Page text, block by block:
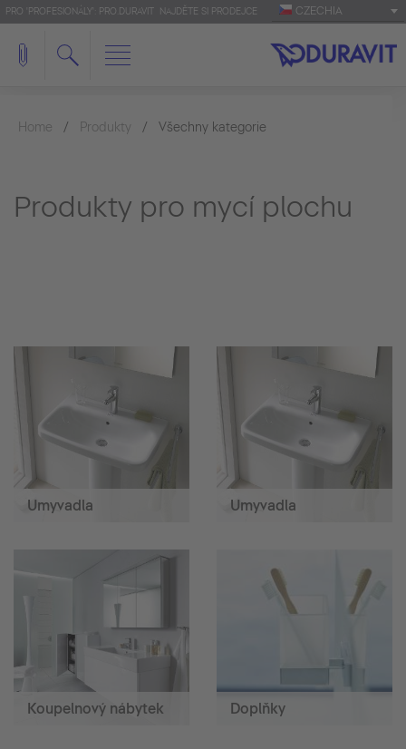
PRO 'PROFESIONÁLY': PRO.DURAVIT NAJDĚTE SI PRODEJCE CZECHIA
Home Produkty Všechny kategorie
Produkty pro mycí plochu
Umyvadla Umyvadla
Koupelnový nábytek Doplňky